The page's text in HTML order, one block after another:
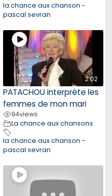
la chance aux chanson -
pascal sevran
2:02
PATACHOU interprète les
femmes de mon mari
94views
La chance aux chansons
la chance aux chanson -
pascal sevran